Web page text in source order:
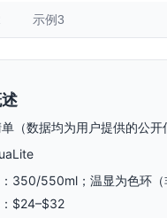
示例3
（数据均为用户提供的公开
350/550ml；温显为色环（
$24–$32